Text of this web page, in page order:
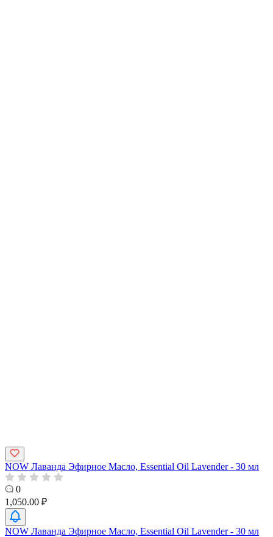
NOW Лаванда Эфирное Масло, Essential Oil Lavender - 30 мл
0
1,050.00 ₽
NOW Лаванда Эфирное Масло, Essential Oil Lavender - 30 мл